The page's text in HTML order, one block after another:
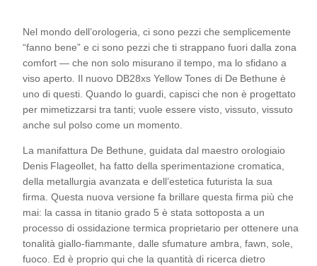
Nel mondo dell’orologeria, ci sono pezzi che semplicemente
“fanno bene” e ci sono pezzi che ti strappano fuori dalla zona
comfort — che non solo misurano il tempo, ma lo sfidano a
viso aperto. Il nuovo DB28xs Yellow Tones di De Bethune è
uno di questi. Quando lo guardi, capisci che non è progettato
per mimetizzarsi tra tanti; vuole essere visto, vissuto, vissuto
anche sul polso come un momento.
La manifattura De Bethune, guidata dal maestro orologiaio
Denis Flageollet, ha fatto della sperimentazione cromatica,
della metallurgia avanzata e dell’estetica futurista la sua
firma. Questa nuova versione fa brillare questa firma più che
mai: la cassa in titanio grado 5 è stata sottoposta a un
processo di ossidazione termica proprietario per ottenere una
tonalità giallo-fiammante, dalle sfumature ambra, fawn, sole,
fuoco. Ed è proprio qui che la quantità di ricerca dietro